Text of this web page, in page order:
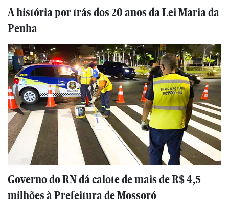
A história por trás dos 20 anos da Lei Maria da
Penha
Governo do RN dá calote de mais de R$ 4,5
milhões à Prefeitura de Mossoró